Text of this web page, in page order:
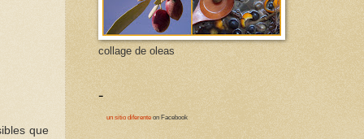
que
collage de oleas
-
un sitio diferente on Facebook